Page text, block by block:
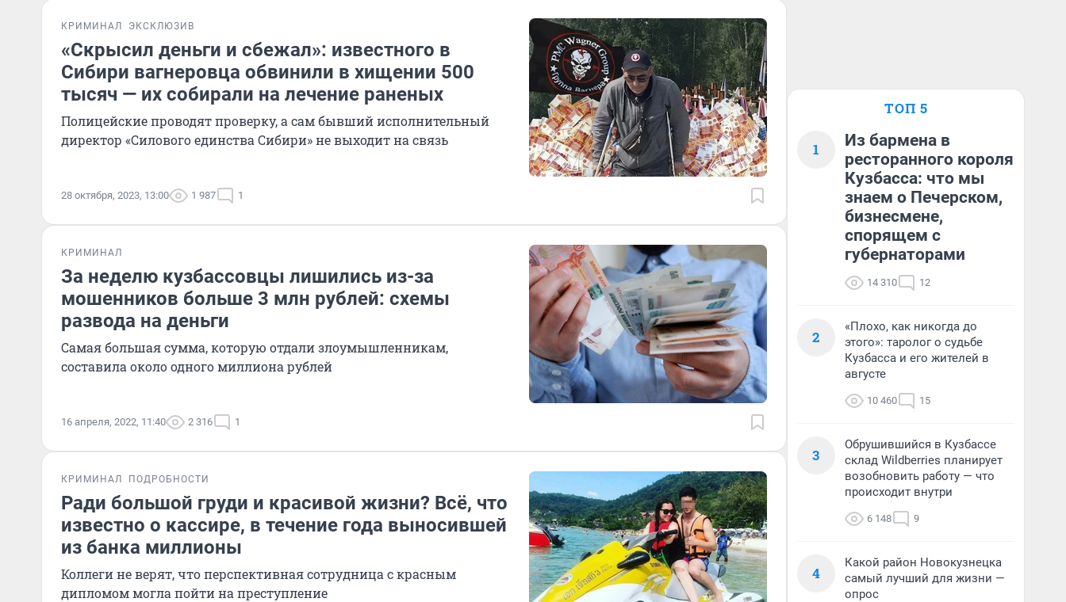
КРИМИНАЛ ЭКСКЛЮЗИВ
«Скрысил деньги и сбежал»: известного в
Сибири вагнеровца обвинили в хищении 500
тысяч — их собирали на лечение раненых
Полицейские проводят проверку, а сам бывший исполнительный
директор «Силового единства Сибири» не выходит на связь
28 октября, 2023, 13:00 1 987 1
КРИМИНАЛ
За неделю кузбассовцы лишились из-за
мошенников больше 3 млн рублей: схемы
развода на деньги
Самая большая сумма, которую отдали злоумышленникам,
составила около одного миллиона рублей
16 апреля, 2022, 11:40 2 316 1
КРИМИНАЛ ПОДРОБНОСТИ
Ради большой груди и красивой жизни? Всё, что
известно о кассире, в течение года выносившей
из банка миллионы
Коллеги не верят, что перспективная сотрудница с красным
дипломом могла пойти на преступление
ТОП 5
1
Из бармена в
ресторанного короля
Кузбасса: что мы
знаем о Печерском,
бизнесмене,
спорящем с
губернаторами
14 310 12
2
«Плохо, как никогда до
этого»: таролог о судьбе
Кузбасса и его жителей в
августе
10 460 15
3
Обрушившийся в Кузбассе
склад Wildberries планирует
возобновить работу — что
происходит внутри
6 148 9
4
Какой район Новокузнецка
самый лучший для жизни —
опрос